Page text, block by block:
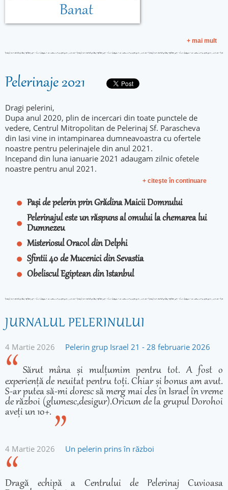
Banat
+ mai mult
Pelerinaje 2021
Dragi pelerini,
Dupa anul 2020, plin de incercari din toate punctele de
vedere, Centrul Mitropolitan de Pelerinaj Sf. Parascheva
din Iasi vine in intampinarea dumneavoastra cu ofertele
noastre pentru pelerinajele din anul 2021.
Incepand din luna ianuarie 2021 adaugam zilnic ofetele
noastre pentru anul 2021.
+ citeşte în continuare
Pași de pelerin prin Grădina Maicii Domnului
Pelerinajul este un răspuns al omului la chemarea lui
Dumnezeu
Misteriosul Oracol din Delphi
Sfintii 40 de Mucenici din Sevastia
Obeliscul Egiptean din Istanbul
JURNALUL PELERINULUI
4 Martie 2026 Pelerin grup Israel 21 - 28 februarie 2026
Sărut mâna și mulțumim pentru tot. A fost o
experiență de neuitat pentru toți. Chiar și bonus am avut.
S-ar putea să-mi doresc să merg mai des în Israel în vreme
de război (glumesc,desigur).Oricum de la grupul Dorohoi
aveți un 10+.
4 Martie 2026 Un pelerin prins în război
Dragă echipă a Centrului de Pelerinaj Cuvioasa